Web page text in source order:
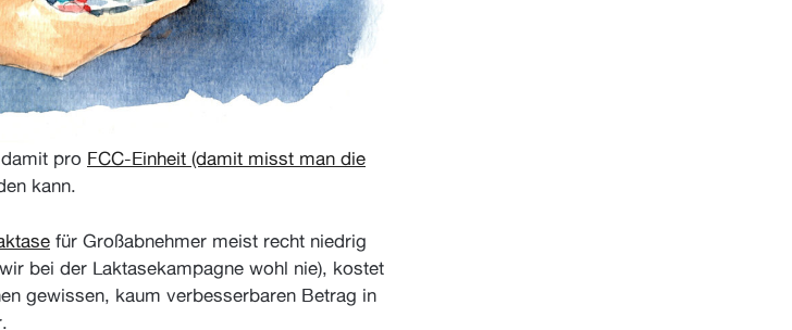
pro FCC-Einheit (damit misst man die
kann.
für Großabnehmer meist recht niedrig
bei der Laktasekampagne wohl nie), kostet
gewissen, kaum verbesserbaren Betrag in